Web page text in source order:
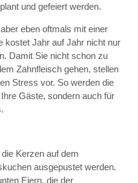
und gefeiert werden.
eben oftmals mit einer
kostet Jahr auf Jahr nicht nur
Damit Sie nicht schon zu
Zahnfleisch gehen, stellen
Stress vor. So werden die
Gäste, sondern auch für
Kerzen auf dem
ausgepustet werden.
Eiern, die der